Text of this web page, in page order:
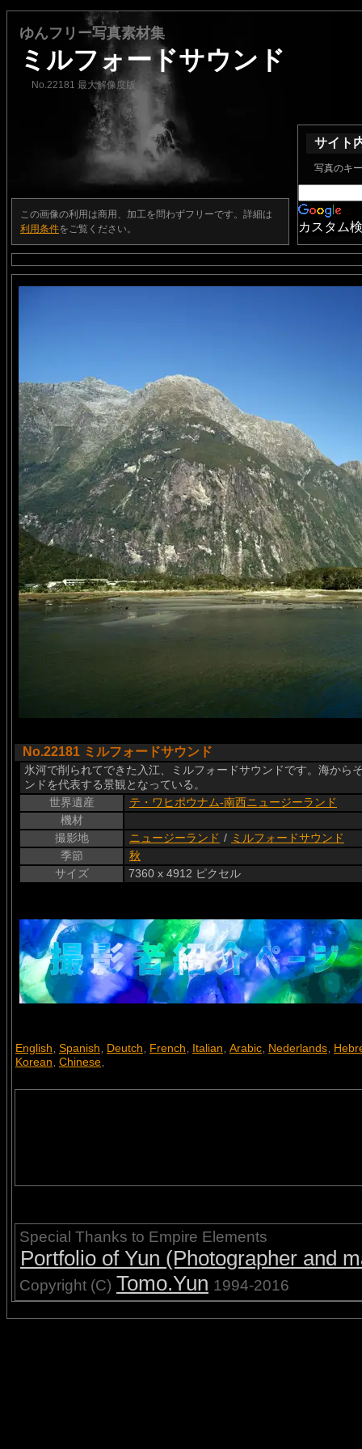
ゆんフリー写真素材集
ミルフォードサウンド
No.22181 最大解像度版
この画像の利用は商用、加工を問わずフリーです。詳細は
利用条件をご覧ください。
サイト
写真のキ
カスタム
No.22181 ミルフォードサウンド
氷河で削られてできた入江、ミルフォードサウンドです。海から
ンドを代表する景観となっている。
世界遺産
テ・ワヒポウナム-南西ニュージーランド
機材
撮影地
ニュージーランド / ミルフォードサウンド
季節
秋
サイズ
7360 x 4912 ピクセル
English, Spanish, Deutch, French, Italian, Arabic, Nederlands,
Korean, Chinese,
Special Thanks to Empire Elements
Portfolio of Yun (Photographer and
Copyright (C) Tomo.Yun 1994-2016